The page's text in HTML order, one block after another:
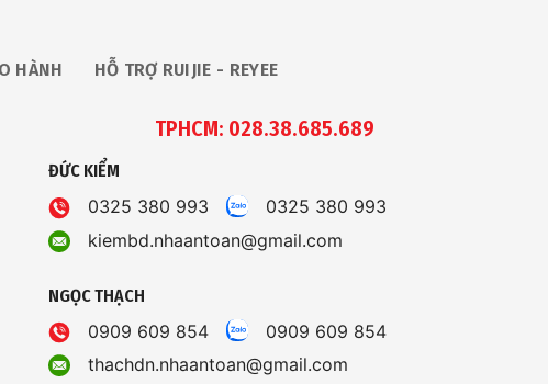
HÀNH HỖ TRỢ RUIJIE - REYEE
TPHCM: 028.38.685.689
ĐỨC KIỂM
0325 380 993
0325 380 993
kiembd.nhaantoan@gmail.com
NGỌC THẠCH
0909 609 854
0909 609 854
thachdn.nhaantoan@gmail.com